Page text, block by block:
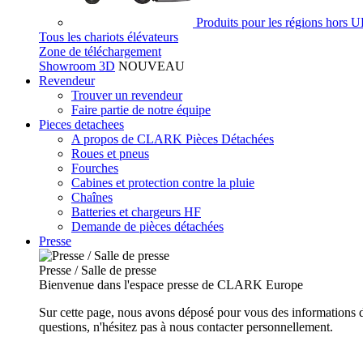
Produits pour les régions hors
Tous les chariots élévateurs
Zone de téléchargement
Showroom 3D NOUVEAU
Revendeur
Trouver un revendeur
Faire partie de notre équipe
Pieces detachees
A propos de CLARK Pièces Détachées
Roues et pneus
Fourches
Cabines et protection contre la pluie
Chaînes
Batteries et chargeurs HF
Demande de pièces détachées
Presse
Presse / Salle de presse
Bienvenue dans l'espace presse de CLARK Europe
Sur cette page, nous avons déposé pour vous des
questions, n'hésitez pas à nous contacter personnellement.